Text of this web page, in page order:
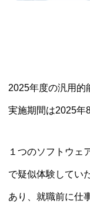
2025年度の汎用的
実施期間は2025年
１つのソフトウェ
で疑似体験してい
あり、就職前に仕